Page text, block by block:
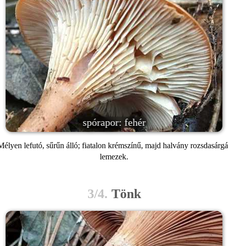
lefutó, sűrűn álló; fiatalon krémszínű, majd halvány
lemezek.
spórapor: fehér
3/4. Tönk